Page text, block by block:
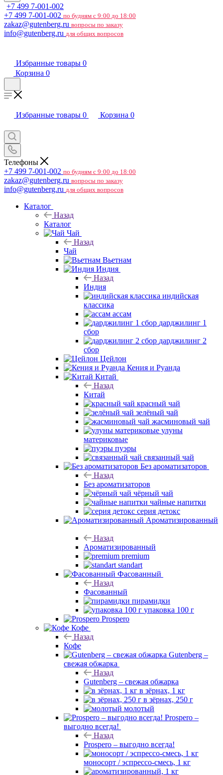
+7 499 7-001-002
+7 499 7-001-002 по будням с 9:00 до 18:00
zakaz@gutenberg.ru вопросы по заказу
info@gutenberg.ru для общих вопросов
Избранные товары 0
Корзина 0
Избранные товары 0 Корзина 0
Телефоны
+7 499 7-001-002 по будням с 9:00 до 18:00
zakaz@gutenberg.ru вопросы по заказу
info@gutenberg.ru для общих вопросов
Каталог
Назад
Каталог
Чай
Назад
Чай
Вьетнам
Индия
Назад
Индия
индийская
классика
ассам
дарджилинг 1
сбор
дарджилинг 2
сбор
Цейлон
Кения и Руанда
Китай
Назад
Китай
красный чай
зелёный чай
жасминовый чай
улуны
материковые
пуэры
связанный чай
Без ароматизаторов
Назад
Без ароматизаторов
чёрный чай
чайные напитки
серия детокс
Ароматизированный
Назад
Ароматизированный
premium
standart
Фасованный
Назад
Фасованный
пирамидки
упаковка 100 г
Prospero
Кофе
Назад
Кофе
Gutenberg –
свежая обжарка
Назад
Gutenberg – свежая обжарка
в зёрнах, 1 кг
в зёрнах, 250 г
молотый
Prospero –
выгодно всегда!
Назад
Prospero – выгодно всегда!
моносорт / эспрессо-смесь, 1 кг